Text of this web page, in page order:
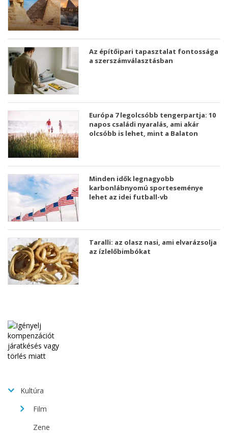
Az építőipari tapasztalat fontossága
a szerszámválasztásban
Európa 7 legolcsóbb tengerpartja: 10
napos családi nyaralás, ami akár
olcsóbb is lehet, mint a Balaton
Minden idők legnagyobb
karbonlábnyomú sporteseménye
lehet az idei futball-vb
Taralli: az olasz nasi, ami elvarázsolja
az ízlelőbimbókat
Kultúra
Film
Zene